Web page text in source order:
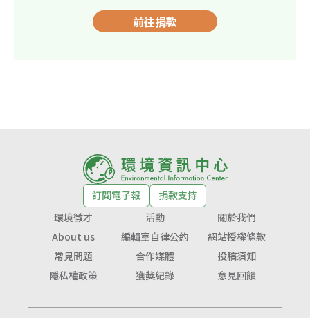
前往捐款
訂閱電子報
捐款支持
環境徵才
活動
關於我們
About us
編輯室自律公約
網站授權條款
常見問題
合作媒體
投稿須知
隱私權政策
獲獎紀錄 意見回饋